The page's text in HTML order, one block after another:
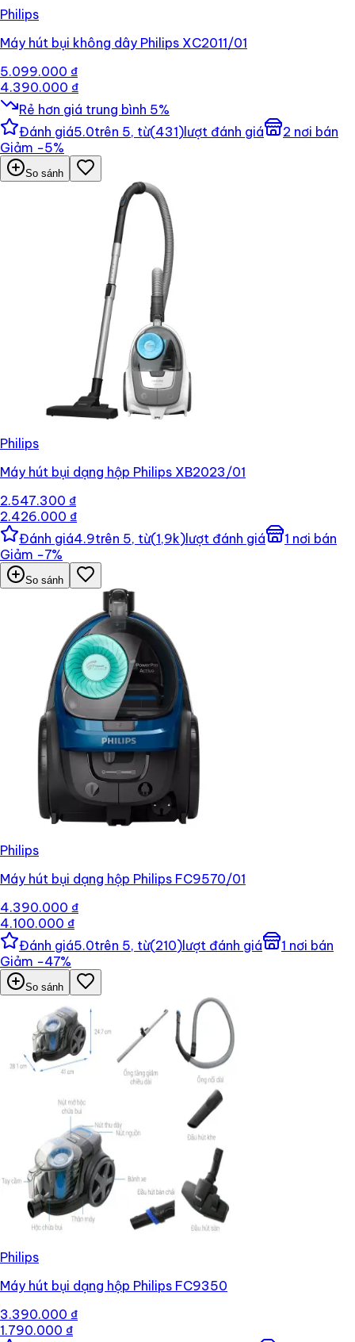
Philips
Máy hút bụi không dây Philips XC2011/01
5.099.000 ₫
4.390.000 ₫
Rẻ hơn giá trung bình 5%
Đánh giá5.0trên 5, từ(431)lượt đánh giá 2 nơi bán
Giảm −5%
So sánh
Philips
Máy hút bụi dạng hộp Philips XB2023/01
2.547.300 ₫
2.426.000 ₫
Đánh giá4.9trên 5, từ(1,9k)lượt đánh giá 1 nơi bán
Giảm −7%
So sánh
Philips
Máy hút bụi dạng hộp Philips FC9570/01
4.390.000 ₫
4.100.000 ₫
Đánh giá5.0trên 5, từ(210)lượt đánh giá 1 nơi bán
Giảm −47%
So sánh
Philips
Máy hút bụi dạng hộp Philips FC9350
3.390.000 ₫
1.790.000 ₫